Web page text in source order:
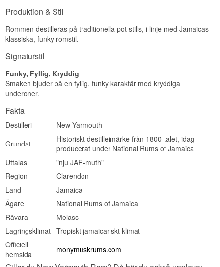
Specifikationer
Namn: New Yarmouth 1994/2021 Blackadder
Typ: Finest Jamaican Rom
Ålder: 26 år
Naturlig färg: Ja
Buteljerad: Augusti 2021
Antal flaskor: 257
EAN-nr: 5055030612575
Smakprofil
Intensiv · Pot Still · Melass · Kryddig
Investeringspotential
Högt - 26 års lagring, fatstyrka och bara 257
flaskor från ett enda känt jamaicanskt destilleri
gör denna utgåva särskilt attraktiv för samlare av
pot still-rom.
Visste du att?
Produktion & Stil
Rommen destilleras på traditionella pot stills, i linje med Jamaicas
klassiska, funky romstil.
Signaturstil
Funky, Fyllig, Kryddig
Smaken bjuder på en fyllig, funky karaktär med kryddiga
underoner.
Fakta
Destilleri
New Yarmouth
Grundat
Historiskt destilleimärke från 1800-talet, idag
producerat under National Rums of Jamaica
Uttalas
"nju JAR-muth"
Region
Clarendon
Land
Jamaica
Ägare
National Rums of Jamaica
Råvara
Melass
Lagringsklimat
Tropiskt jamaicanskt klimat
Officiell
hemsida
monymuskrums.com